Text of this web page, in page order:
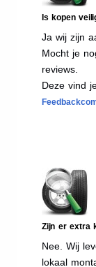
Is kopen
Ja wij zijn
Mocht je
reviews.
Deze vind
Zijn er extra
Nee. Wij
lokaal